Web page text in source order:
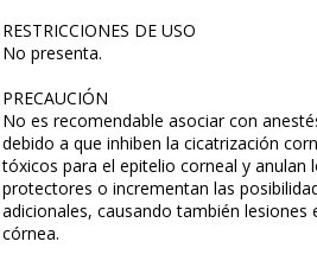
RESTRICCIONES DE USO
No presenta.
PRECAUCIÓN
No es recomendable asociar con
debido a que inhiben la cicatrización
tóxicos para el epitelio corneal y anulan
protectores o incrementan las
adicionales, causando también lesiones
córnea.